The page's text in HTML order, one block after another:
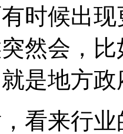
时候出
然会，
是地方
看来行